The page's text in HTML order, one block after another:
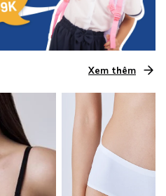
Xem thêm